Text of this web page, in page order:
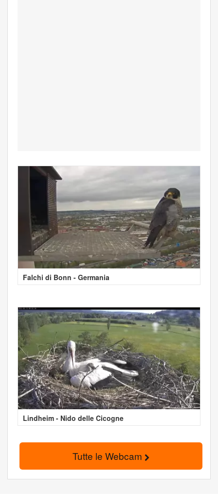
Falchi di Bonn - Germania
Lindheim - Nido delle Cicogne
Tutte le Webcam